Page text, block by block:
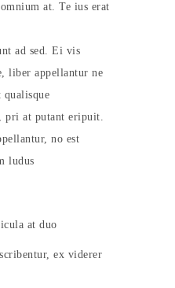
at. Te ius erat
ad sed. Ei vis
liber appellantur ne
qualisque
pri at putant eripuit.
no est
ludus
at duo
ex viderer